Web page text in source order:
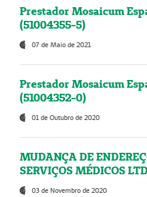
Prestador Mosaicum
(51004355-5)
07 de Maio de 2021
Prestador Mosaicum
(51004352-0)
01 de Outubro de 2020
MUDANÇA DE
SERVIÇOS MÉDICOS
03 de Novembro de 2020